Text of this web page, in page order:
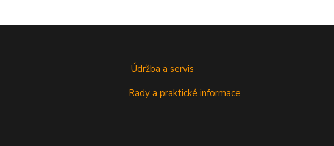
Údržba a servis
Rady a praktické informace